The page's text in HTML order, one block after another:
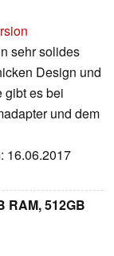
sehr solides
Design und
gibt es bei
und dem
16.06.2017
RAM, 512GB